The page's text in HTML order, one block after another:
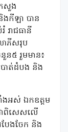
រសួង
កីឡា បាន
រាជធានី
ាភីសរុប
៥ រួមមាន៖
តបាត់ដំបង និង
អស់ ឯកឧត្តម
ាពិសេសលើ
បែងចែក និង